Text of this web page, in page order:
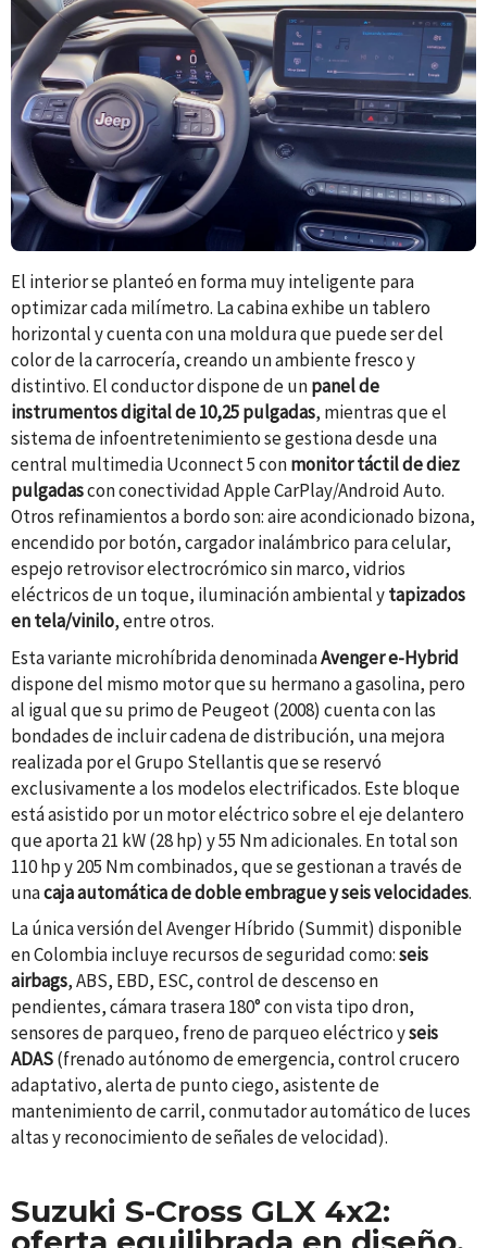
El interior se planteó en forma muy inteligente para
optimizar cada milímetro. La cabina exhibe un tablero
horizontal y cuenta con una moldura que puede ser del
color de la carrocería, creando un ambiente fresco y
distintivo. El conductor dispone de unpanel de
instrumentos digital de 10,25 pulgadas, mientras que el
sistema de infoentretenimiento se gestiona desde una
central multimedia Uconnect 5 conmonitor táctilde diez
pulgadascon conectividad Apple CarPlay/Android Auto.
Otros refinamientos a bordo son: aire acondicionado bizona,
encendido por botón, cargador inalámbrico para celular,
espejo retrovisor electrocrómico sin marco, vidrios
eléctricos de un toque, iluminación ambiental ytapizados
en tela/vinilo, entre otros.
Esta variante microhíbrida denominadaAvenger e-Hybrid
dispone del mismo motor que su hermano a gasolina, pero
al igual que su primo de Peugeot (2008) cuenta con las
bondades de incluir cadena de distribución, una mejora
realizada por el Grupo Stellantis que se reservó
exclusivamente a los modelos electrificados. Este bloque
está asistido por un motor eléctrico sobre el eje delantero
que aporta 21 kW (28 hp) y 55 Nm adicionales. En total son
110 hp y 205 Nm combinados, que se gestionan a través de
unacaja automática de doble embrague y seis velocidades.
La única versión del Avenger Híbrido (Summit) disponible
en Colombia incluye recursos de seguridad como:seis
airbags, ABS, EBD, ESC, control de descenso en
pendientes, cámara trasera 180° con vista tipo dron,
sensores de parqueo, freno de parqueo eléctrico yseis
ADAS(frenadoautónomo deemergencia,controlcrucero
adaptativo,alerta depuntociego,asistente de
mantenimiento de carril,conmutadorautomático deluces
altasy reconocimientodeseñales de velocidad).
Suzuki S-Cross GLX 4x2: